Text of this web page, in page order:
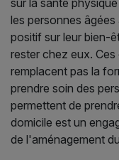
sur la santé
les personnes
positif sur leur bien-
rester chez eux.
remplacent pas la
prendre soin des
permettent de
domicile est un
de l'aménagement